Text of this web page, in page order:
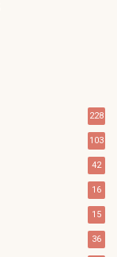
228
103
42
16
15
36